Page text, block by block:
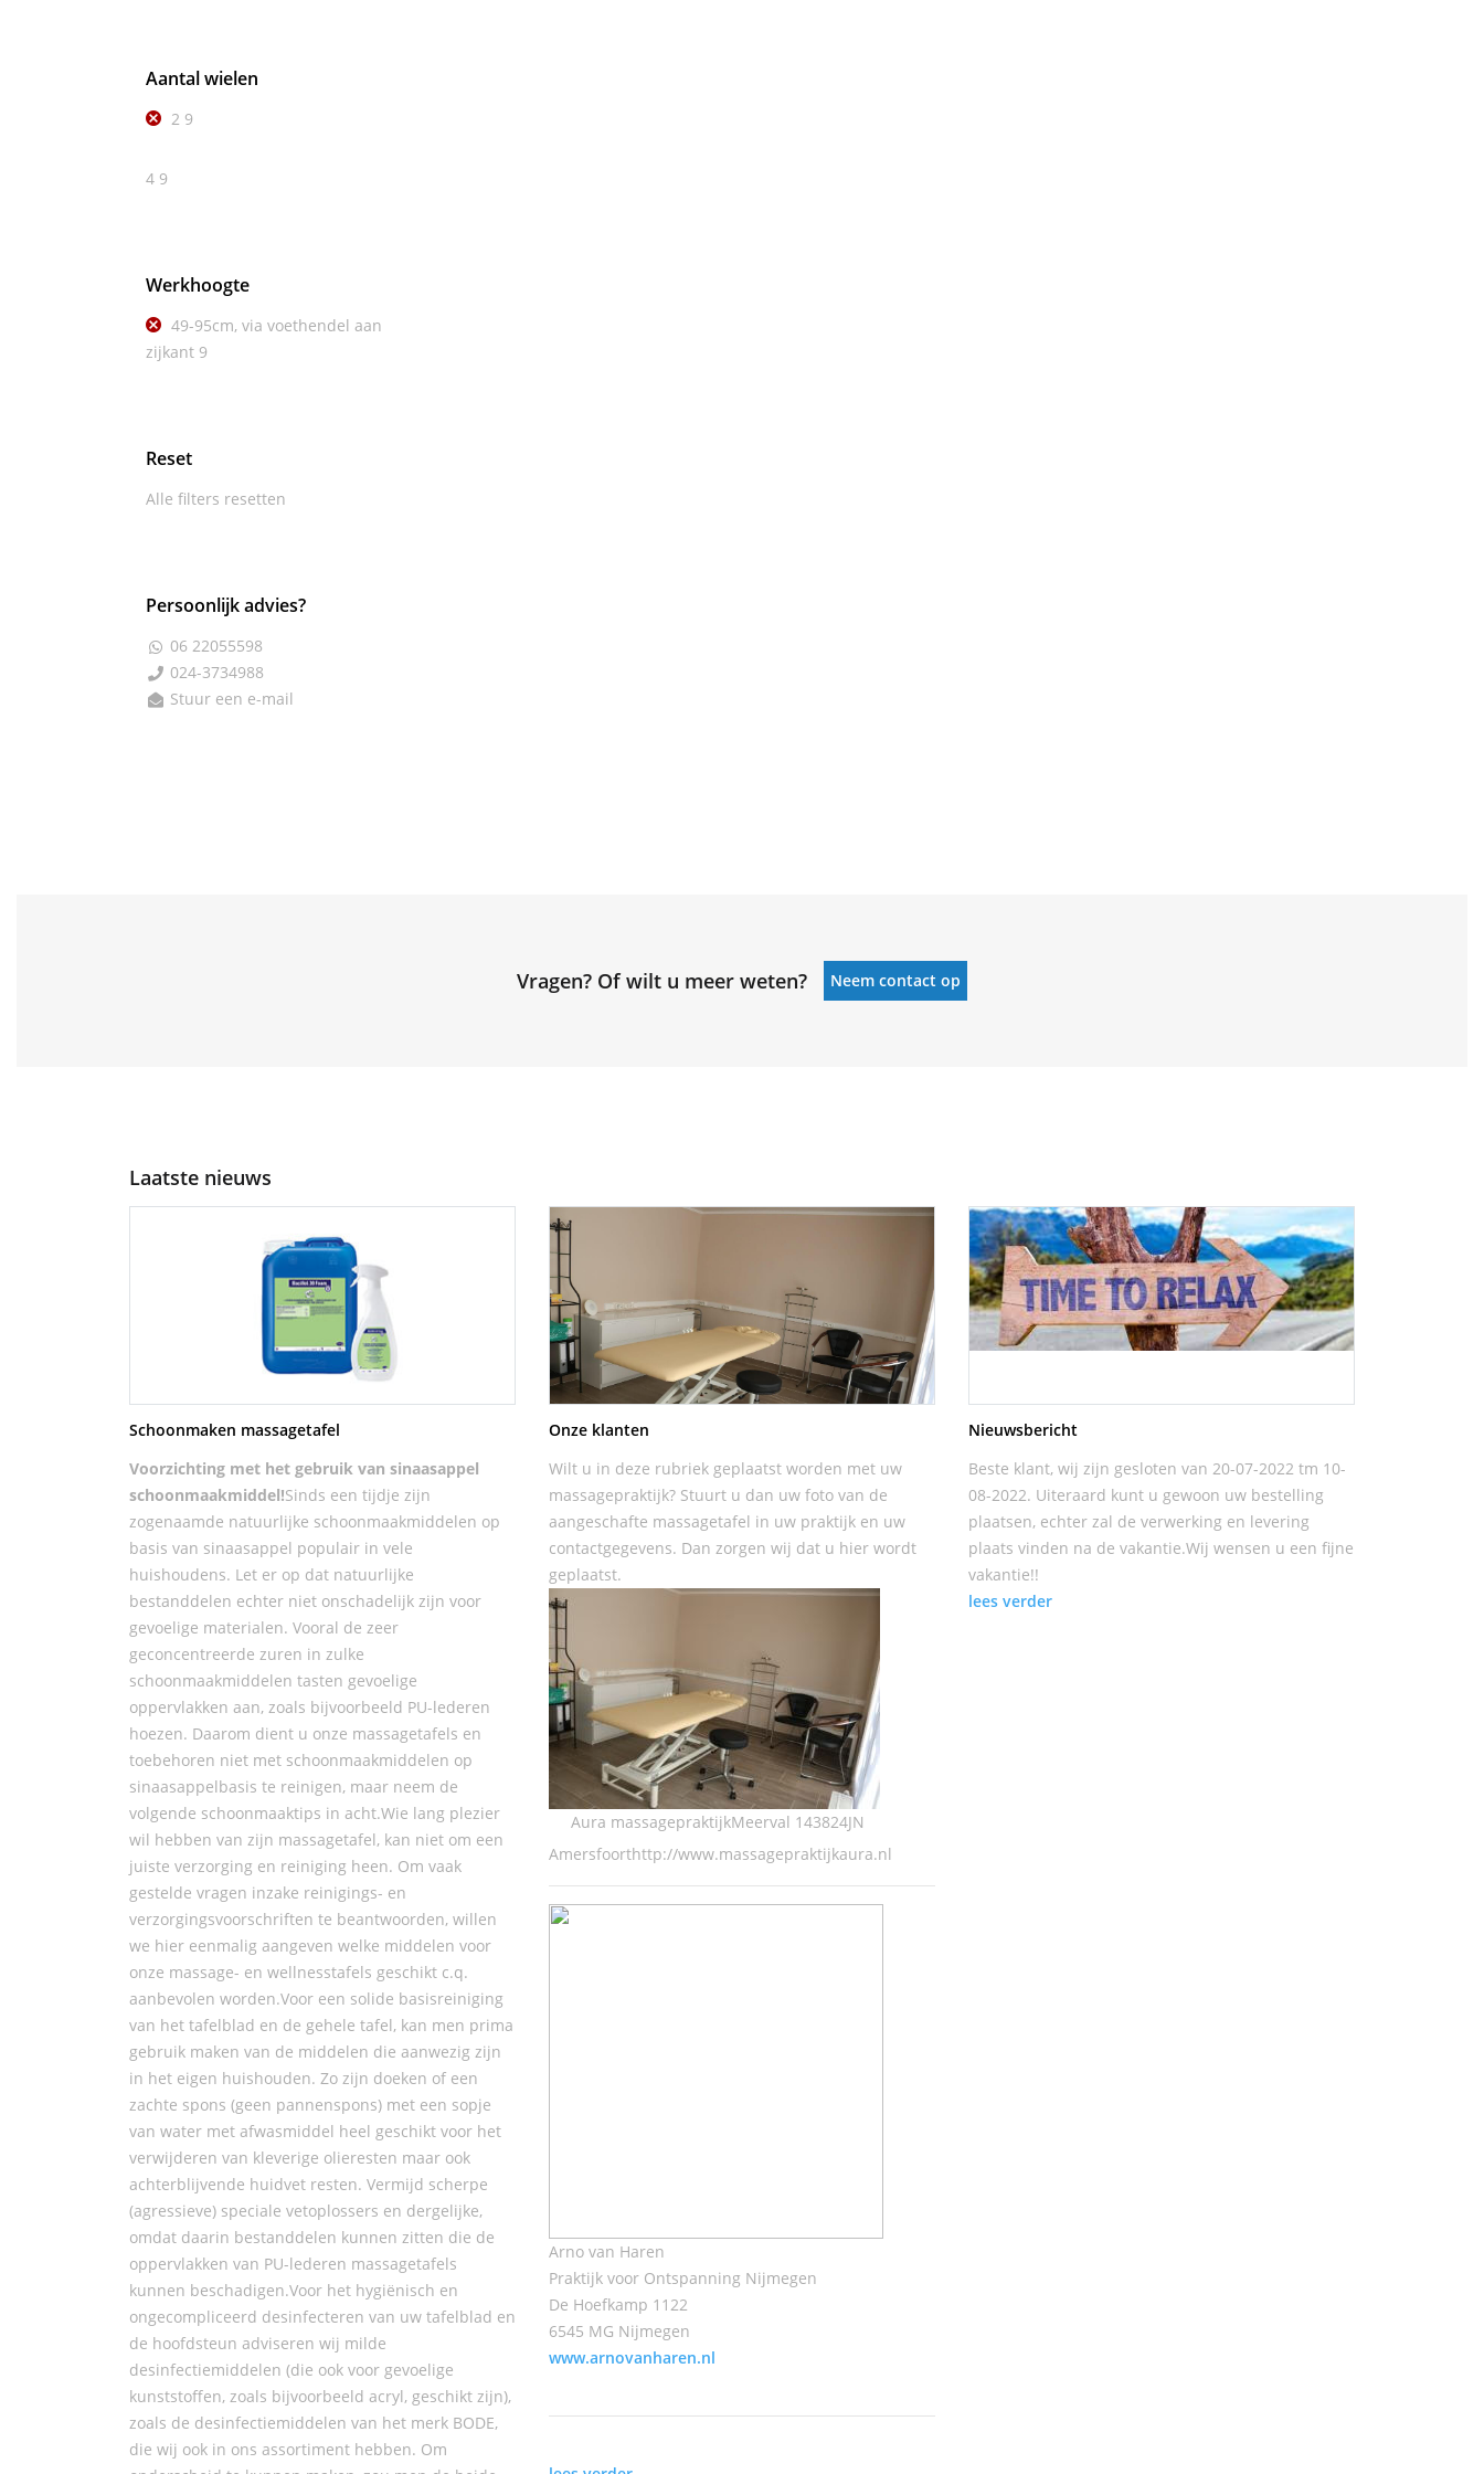
Aantal wielen
2 9
4 9
Werkhoogte
49-95cm, via voethendel aan
zijkant 9
Reset
Alle filters resetten
Persoonlijk advies?
 06 22055598
 024-3734988
 Stuur een e-mail
Vragen? Of wilt u meer weten? Neem contact op
Laatste nieuws
Schoonmaken massagetafel
Voorzichting met het gebruik van sinaasappel
schoonmaakmiddel!Sinds een tijdje zijn
zogenaamde natuurlijke schoonmaakmiddelen op
basis van sinaasappel populair in vele
huishoudens. Let er op dat natuurlijke
bestanddelen echter niet onschadelijk zijn voor
gevoelige materialen. Vooral de zeer
geconcentreerde zuren in zulke
schoonmaakmiddelen tasten gevoelige
oppervlakken aan, zoals bijvoorbeeld PU-lederen
hoezen. Daarom dient u onze massagetafels en
toebehoren niet met schoonmaakmiddelen op
sinaasappelbasis te reinigen, maar neem de
volgende schoonmaaktips in acht.Wie lang plezier
wil hebben van zijn massagetafel, kan niet om een
juiste verzorging en reiniging heen. Om vaak
gestelde vragen inzake reinigings- en
verzorgingsvoorschriften te beantwoorden, willen
we hier eenmalig aangeven welke middelen voor
onze massage- en wellnesstafels geschikt c.q.
aanbevolen worden.Voor een solide basisreiniging
van het tafelblad en de gehele tafel, kan men prima
gebruik maken van de middelen die aanwezig zijn
in het eigen huishouden. Zo zijn doeken of een
zachte spons (geen pannenspons) met een sopje
van water met afwasmiddel heel geschikt voor het
verwijderen van kleverige olieresten maar ook
achterblijvende huidvet resten. Vermijd scherpe
(agressieve) speciale vetoplossers en dergelijke,
omdat daarin bestanddelen kunnen zitten die de
oppervlakken van PU-lederen massagetafels
kunnen beschadigen.Voor het hygiënisch en
ongecompliceerd desinfecteren van uw tafelblad en
de hoofdsteun adviseren wij milde
desinfectiemiddelen (die ook voor gevoelige
kunststoffen, zoals bijvoorbeeld acryl, geschikt zijn),
zoals de desinfectiemiddelen van het merk BODE,
die wij ook in ons assortiment hebben. Om
Onze klanten
Wilt u in deze rubriek geplaatst worden met uw
massagepraktijk? Stuurt u dan uw foto van de
aangeschafte massagetafel in uw praktijk en uw
contactgegevens. Dan zorgen wij dat u hier wordt
geplaatst.
Aura massagepraktijkMeerval 143824JN
Amersfoorthttp://www.massagepraktijkaura.nl
Arno van Haren
Praktijk voor Ontspanning Nijmegen
De Hoefkamp 1122
6545 MG Nijmegen
www.arnovanharen.nl
Nieuwsbericht
Beste klant, wij zijn gesloten van 20-07-2022 tm 10-
08-2022. Uiteraard kunt u gewoon uw bestelling
plaatsen, echter zal de verwerking en levering
plaats vinden na de vakantie.Wij wensen u een fijne
vakantie!!
lees verder